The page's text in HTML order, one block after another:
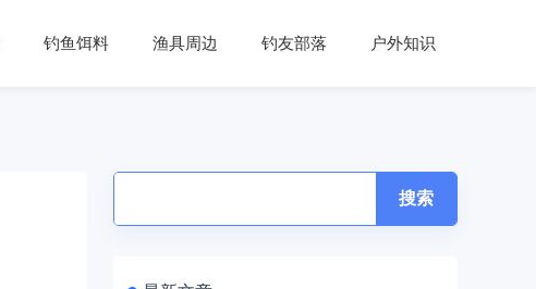
钓鱼饵料 渔具周边 钓友部落 户外知识
搜索